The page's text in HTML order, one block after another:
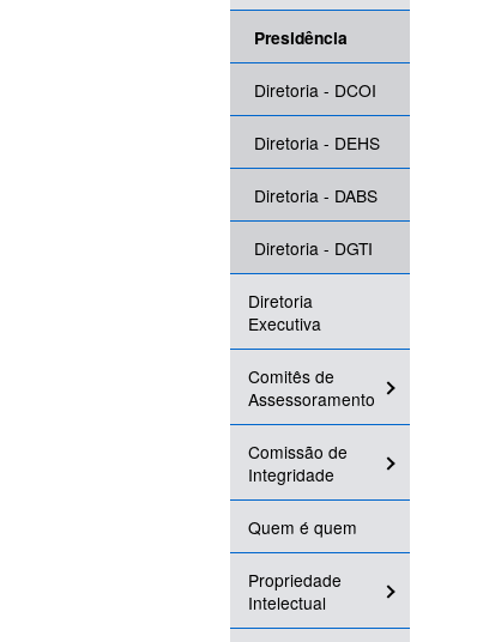
Presidência
Diretoria - DCOI
Diretoria - DEHS
Diretoria - DABS
Diretoria - DGTI
Diretoria
Executiva
Comitês de
Assessoramento
Comissão de
Integridade
Quem é quem
Propriedade
Intelectual